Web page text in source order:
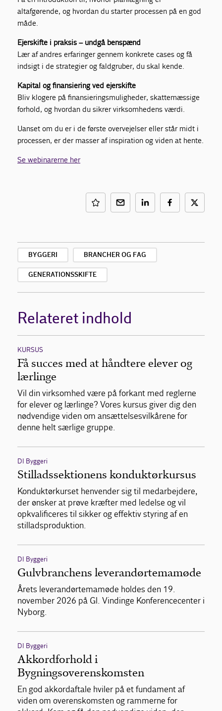
altafgørende, og hvordan du starter processen på en god
måde.
Ejerskifte i praksis – undgå benspænd
Lær af andres erfaringer gennem konkrete cases og få
indsigt i de strategier og faldgruber, du skal kende.
Kapital og finansiering ved ejerskifte
Bliv klogere på finansieringsmuligheder, skattemæssige
forhold, og hvordan du sikrer virksomhedens værdi.
Uanset om du er i de første overvejelser eller står midt i
processen, er der masser af inspiration og viden at hente.
Se webinarerne her
BYGGERI BRANCHER OG FAG
GENERATIONSSKIFTE
Relateret indhold
KURSUS
Få succes med at håndtere elever og
lærlinge
Vil din virksomhed være på forkant med reglerne
for elever og lærlinge? Vores kursus giver dig den
nødvendige viden om ansættelsesvilkårene for
denne helt særlige gruppe.
DI Byggeri
Stilladssektionens konduktørkursus
Konduktørkurset henvender sig til medarbejdere,
der ønsker at prøve kræfter med ledelse og vil
opkvalificeres til sikker og effektiv styring af en
stilladsproduktion.
DI Byggeri
Gulvbranchens leverandørtemamøde
Årets leverandørtemamøde holdes den 19.
november 2026 på Gl. Vindinge Konferencecenter i
Nyborg.
DI Byggeri
Akkordforhold i
Bygningsoverenskomsten
En god akkordaftale hviler på et fundament af
viden om overenskomsten og rammerne for